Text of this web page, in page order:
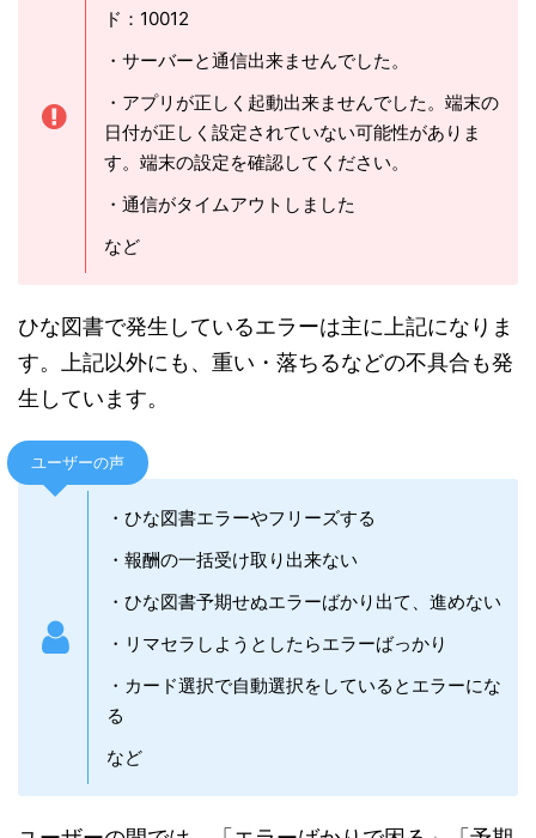
ひな図書で発生しているエラーは主に上記になりま
す。上記以外にも、重い・落ちるなどの不具合も発
生しています。
ユーザーの声
・ひな図書エラーやフリーズする
・報酬の一括受け取り出来ない
・リマセラしようとしたらエラーばっかり
・カード選択で自動選択をしているとエラーにな
る
など
せぬエラーで進めない」など困惑の声が広がってい
ひな図書（日向坂46とふしぎな図書室）のエ